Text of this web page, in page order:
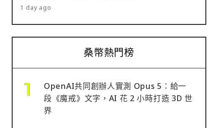
1 day ago
桑幣熱門榜
OpenAI共同創辦人實測 Opus 5：給一
段《魔戒》文字，AI 花 2 小時打造 3D 世
界